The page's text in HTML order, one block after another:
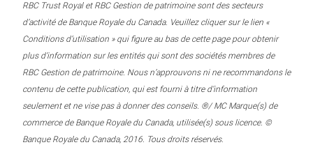
RBC Trust Royal et RBC Gestion de patrimoine sont des secteurs
d’activité de Banque Royale du Canada. Veuillez cliquer sur le lien «
Conditions d’utilisation » qui figure au bas de cette page pour obtenir
plus d’information sur les entités qui sont des sociétés membres de
RBC Gestion de patrimoine. Nous n’approuvons ni ne recommandons le
contenu de cette publication, qui est fourni à titre d’information
seulement et ne vise pas à donner des conseils. ®/ MC Marque(s) de
commerce de Banque Royale du Canada, utilisée(s) sous licence. ©
Banque Royale du Canada, 2016. Tous droits réservés.